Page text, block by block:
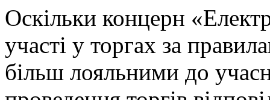
Оскільки концерн
участі у торгах за
більш лояльними до